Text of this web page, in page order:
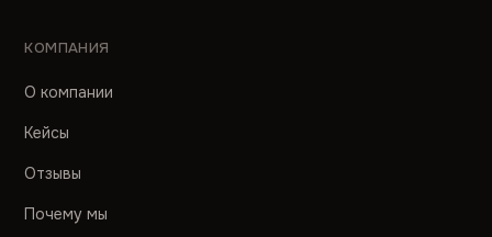
КОМПАНИЯ
О компании
Кейсы
Отзывы
Почему мы